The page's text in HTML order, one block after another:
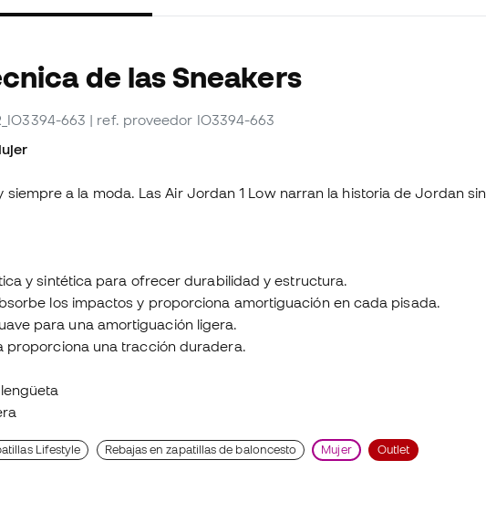
de las Sneakers
663 | ref. proveedor IO3394-663
siempre a la moda. Las Air Jordan 1 Low narran la historia de Jordan sin
y sintética para ofrecer durabilidad y estructura.
los impactos y proporciona amortiguación en cada pisada.
para una amortiguación ligera.
proporciona una tracción duradera.
Lifestyle Rebajas en zapatillas de baloncesto Mujer Outlet